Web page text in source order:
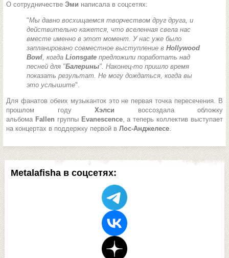
Metalafisha в соцсетях:
О сотрудничестве Эми написала в соцсетях:
"Мы давно восхищаемся творчеством друг друга, и
действительно кажется, что вселенная свела нас
вместе именно в этот момент. У нас уже было
запланировано совместное выступление в Hollywood
Bowl, когда Lionsgate предложили поработать над
песней для "Балерины". Наконец-то пришло время
показать результат. Не могу дождаться, когда вы
это услышите".
Для фанатов обеих музыканток это не первая точка пересечения. В
прошлом году Хэлси воссоздала обложку
альбома Fallen группы Evanescence, а теперь коллектив выступает
на концертах в поддержку первой в Лос-Анджелесе.